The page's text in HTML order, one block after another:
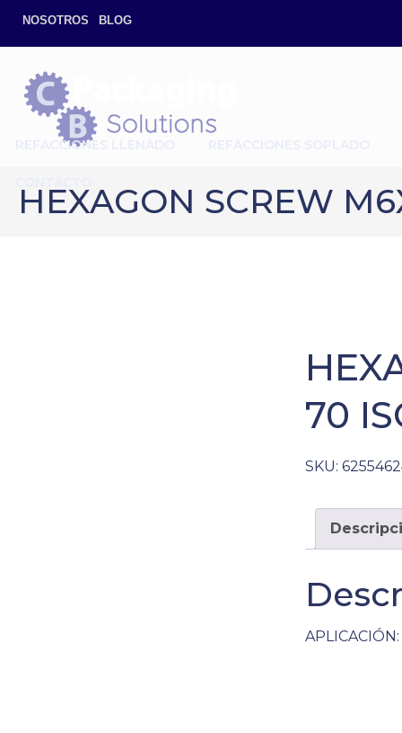
NOSOTROS BLOG
REFACCIONES LLENADO
HEXAGON SCREW
70
SKU: